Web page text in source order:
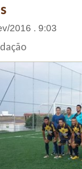
2016 . 9:03